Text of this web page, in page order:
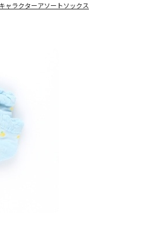
ャラクターアソートソックス